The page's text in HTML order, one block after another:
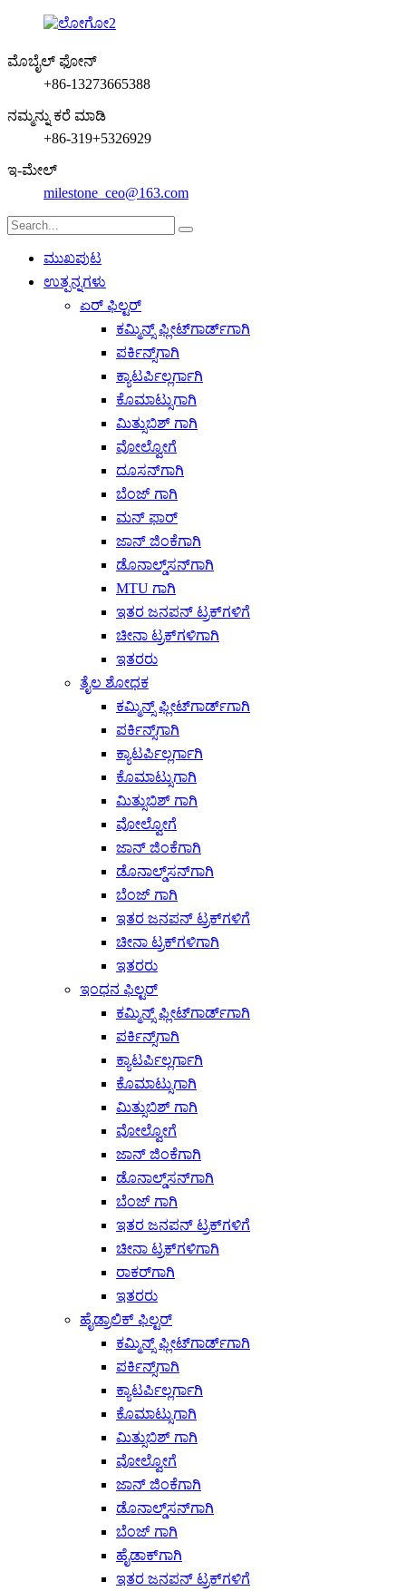
ಮೊಬೈಲ್ ಫೋನ್
+86-13273665388
ನಮ್ಮನ್ನು ಕರೆ ಮಾಡಿ
+86-319+5326929
ಇ-ಮೇಲ್
milestone_ceo@163.com
ಮುಖಪುಟ
ಉತ್ಪನ್ನಗಳು
ಏರ್ ಫಿಲ್ಟರ್
ಕಮ್ಮಿನ್ಸ್ ಫ್ಲೀಟ್‌ಗಾರ್ಡ್‌ಗಾಗಿ
ಪರ್ಕಿನ್ಸ್‌ಗಾಗಿ
ಕ್ಯಾಟರ್ಪಿಲ್ಲರ್ಗಾಗಿ
ಕೊಮಾಟ್ಸುಗಾಗಿ
ಮಿತ್ಸುಬಿಶ್ ಗಾಗಿ
ವೋಲ್ವೋಗೆ
ದೂಸನ್‌ಗಾಗಿ
ಬೆಂಜ್ ಗಾಗಿ
ಮನ್ ಫಾರ್
ಜಾನ್ ಜಿಂಕೆಗಾಗಿ
ಡೊನಾಲ್ಡ್‌ಸನ್‌ಗಾಗಿ
MTU ಗಾಗಿ
ಇತರ ಜನಪನ್ ಟ್ರಕ್‌ಗಳಿಗೆ
ಚೀನಾ ಟ್ರಕ್‌ಗಳಿಗಾಗಿ
ಇತರರು
ತೈಲ ಶೋಧಕ
ಕಮ್ಮಿನ್ಸ್ ಫ್ಲೀಟ್‌ಗಾರ್ಡ್‌ಗಾಗಿ
ಪರ್ಕಿನ್ಸ್‌ಗಾಗಿ
ಕ್ಯಾಟರ್ಪಿಲ್ಲರ್ಗಾಗಿ
ಕೊಮಾಟ್ಸುಗಾಗಿ
ಮಿತ್ಸುಬಿಶ್ ಗಾಗಿ
ವೋಲ್ವೋಗೆ
ಜಾನ್ ಜಿಂಕೆಗಾಗಿ
ಡೊನಾಲ್ಡ್‌ಸನ್‌ಗಾಗಿ
ಬೆಂಜ್ ಗಾಗಿ
ಇತರ ಜನಪನ್ ಟ್ರಕ್‌ಗಳಿಗೆ
ಚೀನಾ ಟ್ರಕ್‌ಗಳಿಗಾಗಿ
ಇತರರು
ಇಂಧನ ಫಿಲ್ಟರ್
ಕಮ್ಮಿನ್ಸ್ ಫ್ಲೀಟ್‌ಗಾರ್ಡ್‌ಗಾಗಿ
ಪರ್ಕಿನ್ಸ್‌ಗಾಗಿ
ಕ್ಯಾಟರ್ಪಿಲ್ಲರ್ಗಾಗಿ
ಕೊಮಾಟ್ಸುಗಾಗಿ
ಮಿತ್ಸುಬಿಶ್ ಗಾಗಿ
ವೋಲ್ವೋಗೆ
ಜಾನ್ ಜಿಂಕೆಗಾಗಿ
ಡೊನಾಲ್ಡ್‌ಸನ್‌ಗಾಗಿ
ಬೆಂಜ್ ಗಾಗಿ
ಇತರ ಜನಪನ್ ಟ್ರಕ್‌ಗಳಿಗೆ
ಚೀನಾ ಟ್ರಕ್‌ಗಳಿಗಾಗಿ
ರಾಕರ್‌ಗಾಗಿ
ಇತರರು
ಹೈಡ್ರಾಲಿಕ್ ಫಿಲ್ಟರ್
ಕಮ್ಮಿನ್ಸ್ ಫ್ಲೀಟ್‌ಗಾರ್ಡ್‌ಗಾಗಿ
ಪರ್ಕಿನ್ಸ್‌ಗಾಗಿ
ಕ್ಯಾಟರ್ಪಿಲ್ಲರ್ಗಾಗಿ
ಕೊಮಾಟ್ಸುಗಾಗಿ
ಮಿತ್ಸುಬಿಶ್ ಗಾಗಿ
ವೋಲ್ವೋಗೆ
ಜಾನ್ ಜಿಂಕೆಗಾಗಿ
ಡೊನಾಲ್ಡ್‌ಸನ್‌ಗಾಗಿ
ಬೆಂಜ್ ಗಾಗಿ
ಹೈಡಾಕ್‌ಗಾಗಿ
ಇತರ ಜನಪನ್ ಟ್ರಕ್‌ಗಳಿಗೆ